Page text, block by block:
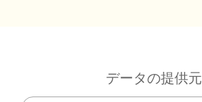
データの提供元